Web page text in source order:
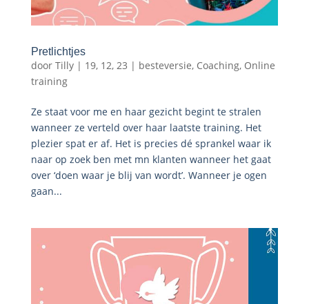
Pretlichtjes
door Tilly| 19, 12, 23 | besteversie, Coaching, Online
training
Ze staat voor me en haar gezicht begint te stralen
wanneer ze verteld over haar laatste training. Het
plezier spat er af. Het is precies dé sprankel waar ik
naar op zoek ben met mn klanten wanneer het gaat
over ‘doen waar je blij van wordt’. Wanneer je ogen
gaan...